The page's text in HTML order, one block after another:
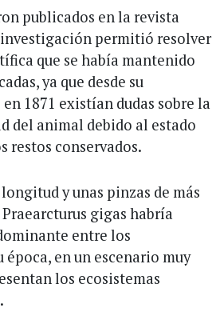
publicados en la revista
permitió resolver
que se había mantenido
ya que desde su
1871 existían dudas sobre la
del animal debido al estado
restos conservados.
y unas pinzas de más
gigas habría
entre los
época, en un escenario muy
los ecosistemas